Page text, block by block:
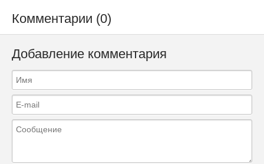
Комментарии (0)
Добавление комментария